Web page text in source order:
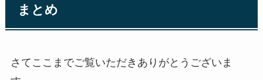
まとめ
さてここまでご覧いただきありがとうございま